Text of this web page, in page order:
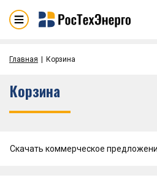
Главная Корзина
Корзина
Скачать коммерческое